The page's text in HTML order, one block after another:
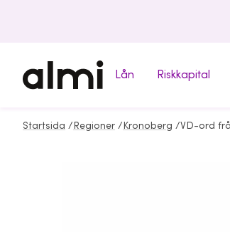
Lån Riskkapital
Startsida / Regioner / Kronoberg /